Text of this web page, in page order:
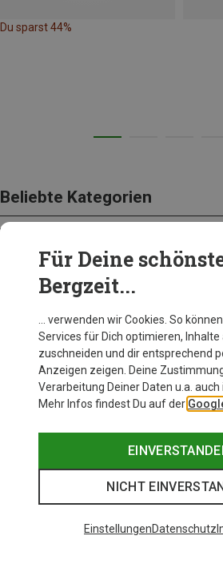
Du sparst 44%
Beliebte Kategorien
BEKLEIDUNG
Für Deine
Bergzeit...
… verwenden wir Cookies. So
Services für Dich optimieren, Inhalte
zuschneiden und dir entsprechend
Anzeigen zeigen. Deine
Verarbeitung Deiner Daten u.a. auch
Mehr Infos findest Du auf der
NICHT
EinstellungenDatenschutz